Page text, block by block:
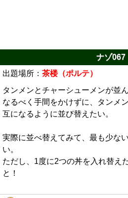
ナゾ067
出題場所： 茶楼（ポルテ）
タンメンとチャーシューメンが並ん
なるべく手間をかけずに、タンメ
互になるように並び替えたい。
実際に並べ替えてみて、最も少な
い。
ただし、1度に2つの丼を入れ替え
と！